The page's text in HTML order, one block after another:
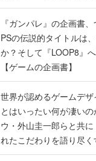
書】
『ガンパレ』の企画書
PSの伝説的タイトルは
か？そして『LOOP8』
【ゲームの企画書】
世界が認めるゲームデ
とはいったい何が凄い
ウ・外山圭一郎らと共
れたこだわりを語り尽
画書】